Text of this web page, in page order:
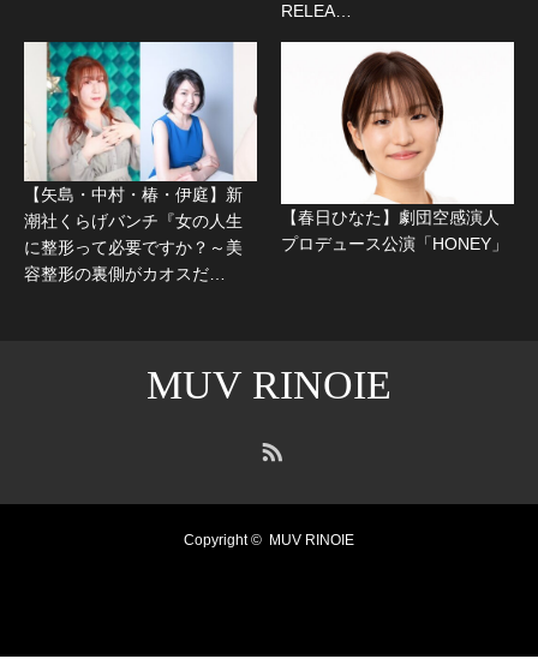
RELEA…
【矢島・中村・椿・伊庭】新
潮社くらげバンチ『女の人生
に整形って必要ですか？～美
容整形の裏側がカオスだ…
【春日ひなた】劇団空感演人
プロデュース公演「HONEY」
MUV RINOIE
Copyright © MUV RINOIE